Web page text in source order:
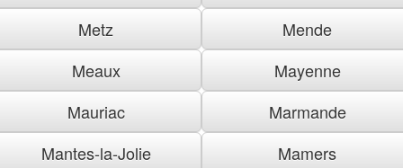
Metz
Mende
Meaux
Mayenne
Mauriac
Marmande
Mantes-la-Jolie
Mamers